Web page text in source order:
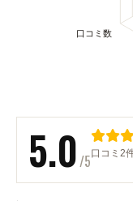
5.0/5口コミ2